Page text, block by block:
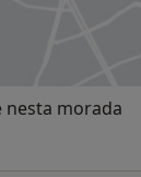
separador
nesta morada